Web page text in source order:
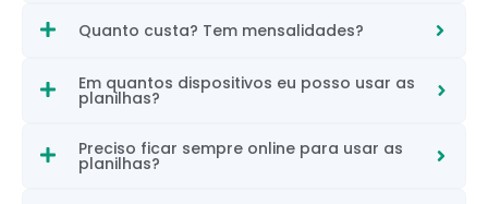
Quanto custa? Tem mensalidades?
Em quantos dispositivos eu posso usar as
planilhas?
Preciso ficar sempre online para usar as
planilhas?